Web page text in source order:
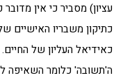
עציון) מסביר כי אין
כתיקון משבריו
כאידיאל העליון של
ה'תשובה' כלומר השאיפה